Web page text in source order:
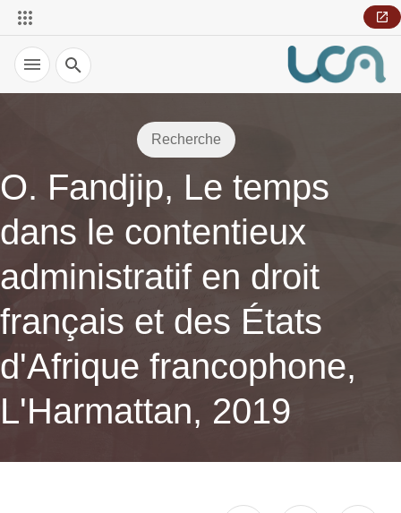
Recherche
Recherche
O. Fandjip, Le temps
dans le contentieux
administratif en droit
français et des États
d'Afrique francophone,
L'Harmattan, 2019